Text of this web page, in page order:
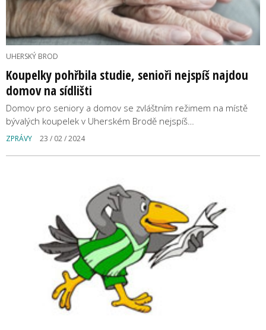
UHERSKÝ BROD
Koupelky pohřbila studie, senioři nejspíš najdou
domov na sídlišti
Domov pro seniory a domov se zvláštním režimem na místě
bývalých koupelek v Uherském Brodě nejspíš…
ZPRÁVY 23 / 02 / 2024